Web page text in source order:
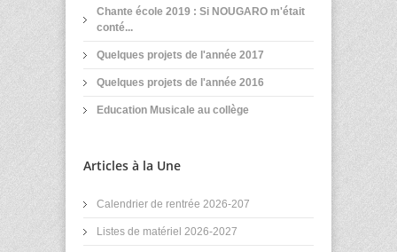
Chante école 2019 : Si NOUGARO m'était
conté...
Quelques projets de l'année 2017
Quelques projets de l'année 2016
Education Musicale au collège
Articles à la Une
Calendrier de rentrée 2026-207
Listes de matériel 2026-2027